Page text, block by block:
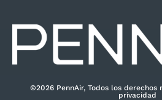
©2026 PennAir, Todos los derechos
privacidad